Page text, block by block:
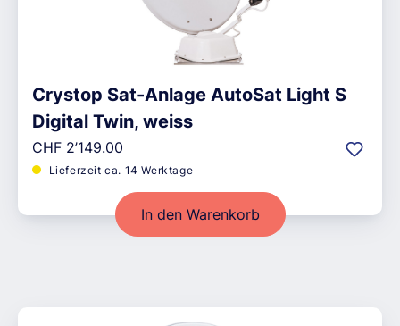
Crystop Sat-Anlage AutoSat Light S
Digital Twin, weiss
Regulärer Preis:
CHF 2’149.00
Lieferzeit ca. 14 Werktage
In den Warenkorb